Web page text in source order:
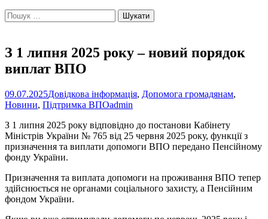
Пошук:
З 1 липня 2025 року – новий порядок
виплат ВПО
09.07.2025Довідкова інформація, Допомога громадянам,
Новини, Підтримка ВПОadmin
З 1 липня 2025 року відповідно до постанови Кабінету
Міністрів України № 765 від 25 червня 2025 року, функції з
призначення та виплати допомоги ВПО передано Пенсійному
фонду України.
Призначення та виплата допомоги на проживання ВПО тепер
здійснюється не органами соціального захисту, а Пенсійним
фондом України.